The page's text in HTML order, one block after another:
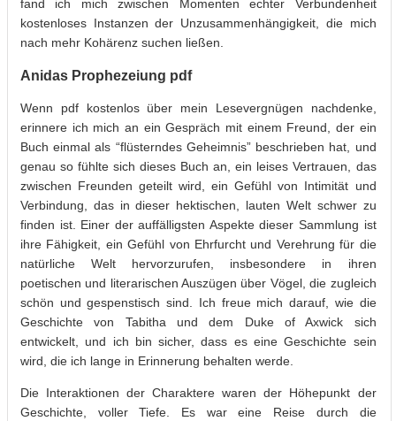
fand ich mich zwischen Momenten echter Verbundenheit
kostenloses Instanzen der Unzusammenhängigkeit, die mich
nach mehr Kohärenz suchen ließen.
Anidas Prophezeiung pdf
Wenn pdf kostenlos über mein Lesevergnügen nachdenke,
erinnere ich mich an ein Gespräch mit einem Freund, der ein
Buch einmal als “flüsterndes Geheimnis” beschrieben hat, und
genau so fühlte sich dieses Buch an, ein leises Vertrauen, das
zwischen Freunden geteilt wird, ein Gefühl von Intimität und
Verbindung, das in dieser hektischen, lauten Welt schwer zu
finden ist. Einer der auffälligsten Aspekte dieser Sammlung ist
ihre Fähigkeit, ein Gefühl von Ehrfurcht und Verehrung für die
natürliche Welt hervorzurufen, insbesondere in ihren
poetischen und literarischen Auszügen über Vögel, die zugleich
schön und gespenstisch sind. Ich freue mich darauf, wie die
Geschichte von Tabitha und dem Duke of Axwick sich
entwickelt, und ich bin sicher, dass es eine Geschichte sein
wird, die ich lange in Erinnerung behalten werde.
Die Interaktionen der Charaktere waren der Höhepunkt der
Geschichte, voller Tiefe. Es war eine Reise durch die